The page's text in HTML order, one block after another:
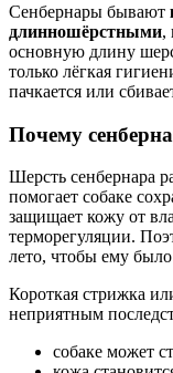
Сенбернары бывают
длинношёрстными,
основную длину
только лёгкая
пачкается или
Почему
Шерсть сенбернара
помогает собаке
защищает кожу от
терморегуляции.
лето, чтобы ему
Короткая стрижка
неприятным
собаке может